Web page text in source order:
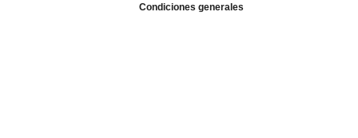
Condiciones generales